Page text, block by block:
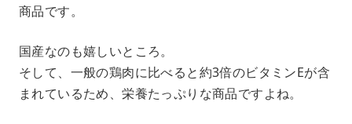
商品です。
国産なのも嬉しいところ。
そして、一般の鶏肉に比べると約3倍のビタミンEが含
まれているため、栄養たっぷりな商品ですよね。